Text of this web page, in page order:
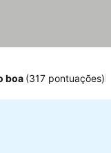
boa (317 pontuações)